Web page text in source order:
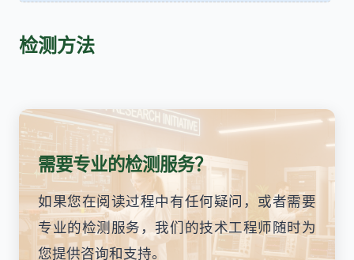
检测方法
需要专业的检测服务？
如果您在阅读过程中有任何疑问，或者需要
专业的检测服务，我们的技术工程师随时为
您提供咨询和支持。